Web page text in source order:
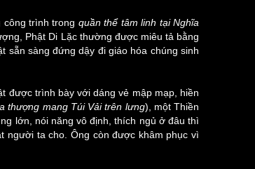
trình trong quần thể tâm linh tại Nghĩa
Phật Di Lặc thường được miêu tả bằng
sẵn sàng đứng dậy đi giáo hóa chúng sinh
được trình bày với dáng vẻ mập mạp, hiền
thượng mang Túi Vải trên lưng), một Thiền
lớn, nói năng vô định, thích ngủ ở đâu thì
người ta cho. Ông còn được khâm phục vì